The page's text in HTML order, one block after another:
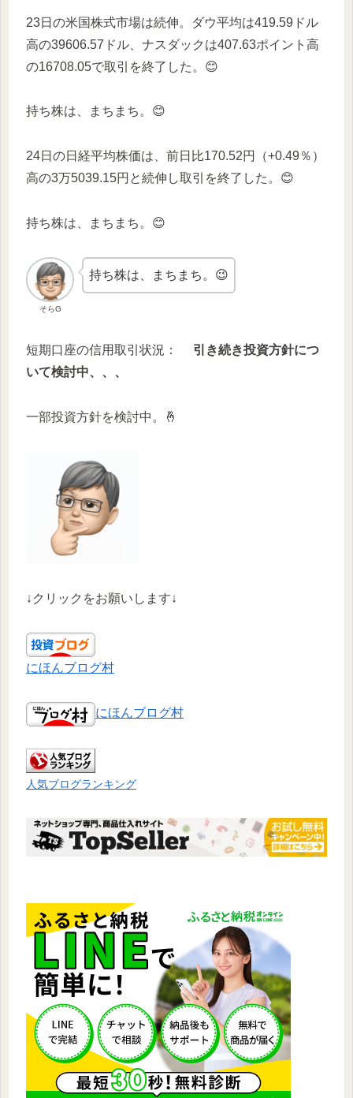
23日の米国株式市場は続伸。ダウ平均は419.59ドル
高の39606.57ドル、ナスダックは407.63ポイント高
の16708.05で取引を終了した。😊
持ち株は、まちまち。😊
24日の日経平均株価は、前日比170.52円（+0.49％）
高の3万5039.15円と続伸し取引を終了した。😊
持ち株は、まちまち。😊
そらG
持ち株は、まちまち。😉
短期口座の信用取引状況： 引き続き投資方針につ
いて検討中、、、
一部投資方針を検討中。🤞
↓クリックをお願いします↓
にほんブログ村
にほんブログ村
人気ブログランキング